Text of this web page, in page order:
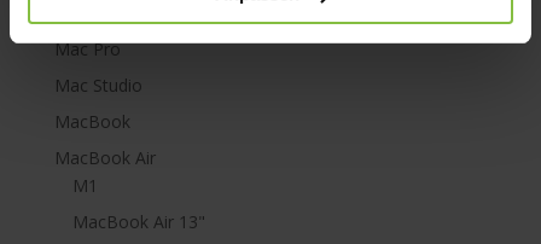
Mac Pro
Mac Studio
MacBook
MacBook Air
M1
MacBook Air 13"